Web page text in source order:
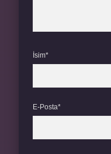
İsim*
E-Posta*